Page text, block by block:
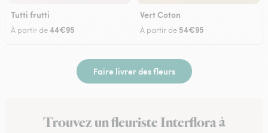
Tutti frutti
À partir de44€95
Vert Coton
À partir de 54€95
Faire livrer des fleurs
Trouvez un fleuriste Interflora à